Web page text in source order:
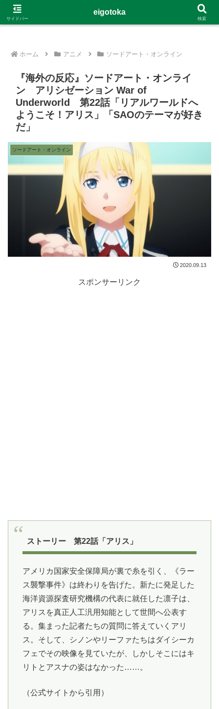
G-4Y8348WE8B
ホーム アニメ ソードアート・オンライン
『海外の反応』ソードアート・オンライ
ン アリシゼーション War of
Underworld 第22話「リアルワールドへ
ようこそ！アリス」「SAOのテーマが好き
だ」
ソードアート・オンライン
2020.09.13
スポンサーリンク
ストーリー 第22話「アリス」
アメリカ国家安全保障局が裏で糸を引く、《ラー
ス襲撃事件》は終わりを告げた。新たに発足した
海洋資源探査研究機構の代表に就任した凛子は、
アリスを真正人工汎用知能として世間へ公表す
る。集まった記者たちの質問に答えていくアリ
ス。そして、シノンやリーファたちはダイシーカ
フェでその映像を見ていたが、しかしそこにはキ
リトとアスナの姿はなかった……。
（公式サイトから引用）
サイドバー
eigotoka
検索